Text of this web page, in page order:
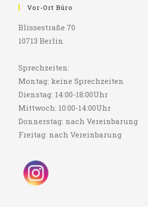
Vor-Ort Büro
Blissestraße 70
10713 Berlin
Sprechzeiten:
Montag: keine Sprechzeiten
Dienstag: 14:00-18:00Uhr
Mittwoch: 10:00-14:00Uhr
Donnerstag: nach Vereinbarung
Freitag: nach Vereinbarung